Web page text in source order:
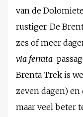
van de
rustiger. De
zes of meer
via ferrata-
Brenta Trek is
zeven dagen)
maar veel beter